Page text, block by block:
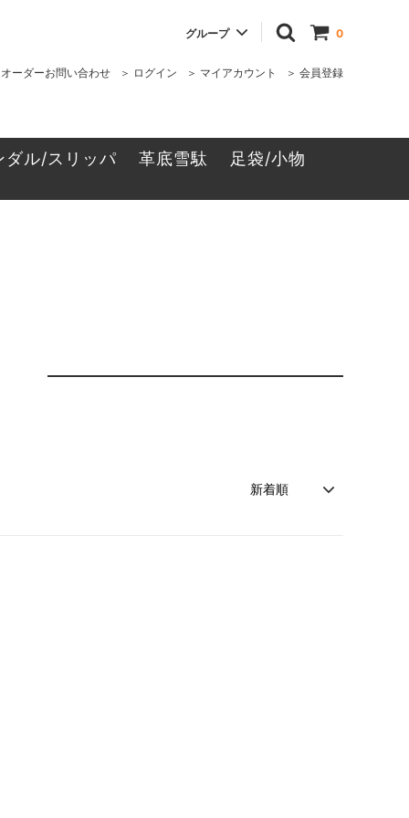
0
グループ
ーダーお問い合わせ ＞ ログイン ＞ マイアカウント ＞ 会員登録
ダル/スリッパ 革底雪駄 足袋/小物